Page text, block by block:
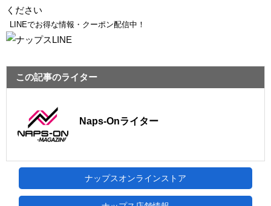
ください
LINEでお得な情報・クーポン配信中！
この記事のライター
Naps-Onライター
ナップスオンラインストア